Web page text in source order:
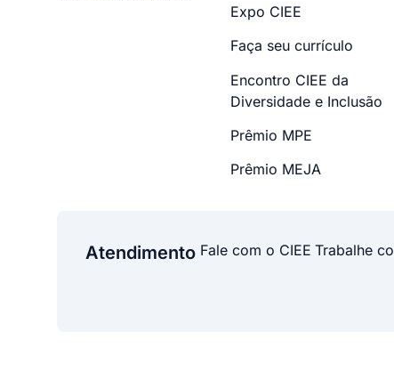
Expo CIEE
Faça seu currículo
Encontro CIEE da
Diversidade e Inclusão
Prêmio MPE
Prêmio MEJA
Atendimento Fale com o CIEE Trabalhe